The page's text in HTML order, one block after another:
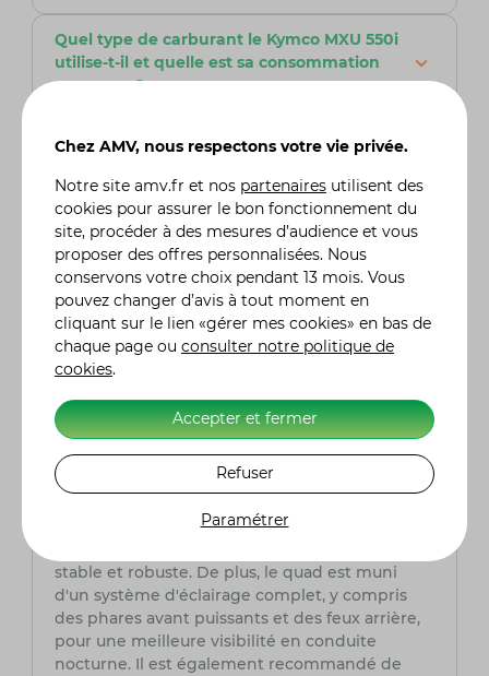
Quel type de carburant le Kymco MXU 550i
utilise-t-il et quelle est sa consommation
moyenne ?
divers facteurs tels que le style de conduite, les
conditions de terrain et la charge transportée,
mais elle est généralement d'environ 8 à 10
litres pour 100 km. Il est recommandé de
vérifier régulièrement le niveau de carburant et
de faire le plein avec du carburant de bonne
qualité pour optimiser les performances du
quad.
Quelles sont les principales caractéristiques
Le Kymco MXU 550i est équipé de plusieurs
caractéristiques de sécurité pour garantir une
conduite sûre. Il dispose de freins à disque
hydrauliques à l'avant et à l'arrière, d'un
modèles plus récents, et d'une protection
stable et robuste. De plus, le quad est muni
d'un système d'éclairage complet, y compris
des phares avant puissants et des feux arrière,
pour une meilleure visibilité en conduite
nocturne. Il est également recommandé de
Chez AMV, nous respectons votre vie privée.
Notre site amv.fr et nos partenaires utilisent des
cookies pour assurer le bon fonctionnement du
site, procéder à des mesures d’audience et vous
proposer des offres personnalisées. Nous
conservons votre choix pendant 13 mois. Vous
pouvez changer d’avis à tout moment en
cliquant sur le lien «gérer mes cookies» en bas de
chaque page ou consulter notre politique de
cookies.
Accepter et fermer
Refuser
Paramétrer